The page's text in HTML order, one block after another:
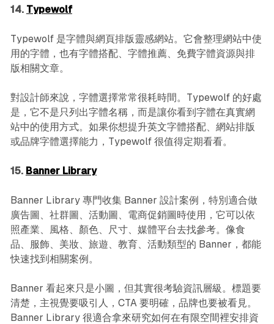
14. Typewolf
Typewolf 是字體與網頁排版靈感網站。它會整理網站中使
用的字體，也有字體搭配、字體推薦、免費字體資源與排
版相關文章。
對設計師來說，字體選擇常常很耗時間。Typewolf 的好處
是，它不是只列出字體名稱，而是讓你看到字體在真實網
站中的使用方式。如果你想提升英文字體搭配、網站排版
或品牌字體選擇能力，Typewolf 很值得定期看看。
15. Banner Library
Banner Library 專門收集 Banner 設計案例，特別適合做
廣告圖、社群圖、活動圖、電商促銷圖時使用，它可以依
照產業、風格、顏色、尺寸、媒體平台去找參考。像食
品、服飾、美妝、旅遊、教育、活動類型的 Banner，都能
快速找到相關案例。
Banner 看起來只是小圖，但其實很考驗資訊層級。標題要
清楚，主視覺要吸引人，CTA 要明確，品牌也要被看見。
Banner Library 很適合拿來研究如何在有限空間裡安排資